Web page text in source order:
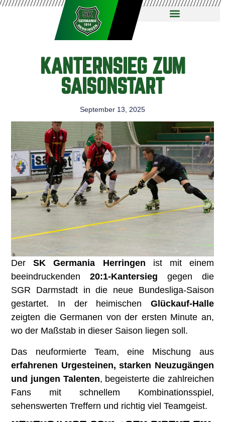
KANTERNSIEG ZUM
SAISONSTART
September 13, 2025
DerSK Germania Herringen ist mit einem
beeindruckenden20:1-Kantersieg gegen die
SGR Darmstadt in die neue Bundesliga-Saison
gestartet. In der heimischen Glückauf-Halle
zeigten die Germanen von der ersten Minute an,
wo der Maßstab in dieser Saison liegen soll.
Das neuformierte Team, eine Mischung aus
erfahrenen Urgesteinen, starken Neuzugängen
und jungen Talenten, begeisterte die zahlreichen
Fans mit schnellem Kombinationsspiel,
sehenswerten Treffern und richtig viel Teamgeist.